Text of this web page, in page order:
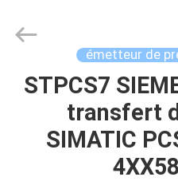
MAISON
INDUSTRY
Reserved.
émetteur de
STPCS7
transfert
SIMATIC